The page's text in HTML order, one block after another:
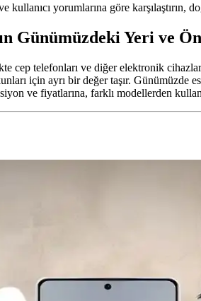
yorumlarına göre karşılaştırın,
Günümüzdeki Yeri ve
cep telefonları ve diğer elektronik
için ayrı bir değer taşır. Günümüzde
ve fiyatlarına, farklı modellerden
5 Milyon Dolardan Fazla
Apple belgeleri, 5 milyon doları aşan
Günümüzdeki Yeri Analizi
ve uzun pil ömrüyle bilinir, günümüzde
Modelleri: Özellikleri,